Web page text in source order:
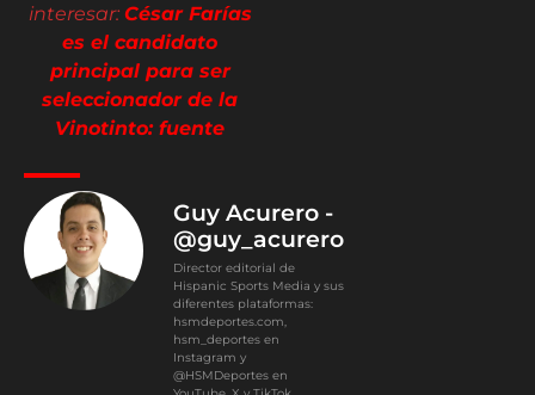
interesar: César Farías
es el candidato
principal para ser
seleccionador de la
Vinotinto: fuente
Guy Acurero -
@guy_acurero
Director editorial de
Hispanic Sports Media y sus
diferentes plataformas:
hsmdeportes.com,
hsm_deportes en
Instagram y
@HSMDeportes en